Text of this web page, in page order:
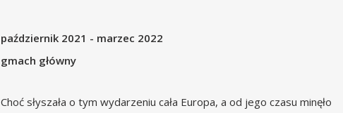
październik 2021 - marzec 2022
gmach główny
Choć słyszała o tym wydarzeniu cała Europa, a od jego czasu minęło